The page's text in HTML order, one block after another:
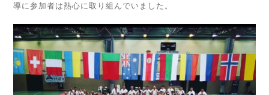
導に参加者は熱心に取り組んでいました。